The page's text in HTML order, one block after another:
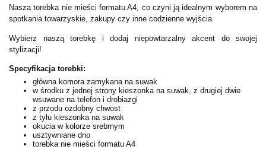
Nasza torebka nie mieści formatu A4, co czyni ją idealnym wyborem na
spotkania towarzyskie, zakupy czy inne codzienne wyjścia.
Wybierz naszą torebkę i dodaj niepowtarzalny akcent do swojej
stylizacji!
Specyfikacja torebki:
główna komora zamykana na suwak
w środku z jednej strony kieszonka na suwak, z drugiej dwie
wsuwane na telefon i drobiazgi
z przodu ozdobny chwost
z tyłu kieszonka na suwak
okucia w kolorze srebrnym
usztywniane dno
torebka nie mieści formatu A4